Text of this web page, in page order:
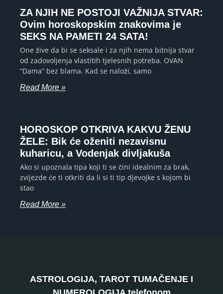
ZA NJIH NE POSTOJI VAŽNIJA STVAR:
Ovim horoskopskim znakovima je
SEKS NA PAMETI 24 SATA!
One žive da bi se seksale i za njih nema bitnija stvar
od zadovoljenja vlastitih tjelesnih potreba. OVAN
“Dama” bez blama. Kad se naloži, samo
Read More »
HOROSKOP OTKRIVA KAKVU ŽENU
ŽELE: Bik će oženiti nezavisnu
kuharicu, a Vodenjak divljakuša
Ako si upoznala tipa koji ti se čini idealnim za brak,
zvijezde će ti otkriti da li si ti tip djevojke s kojom bi
stao
Read More »
ASTROLOGIJA, TAROT TUMAČENJE I